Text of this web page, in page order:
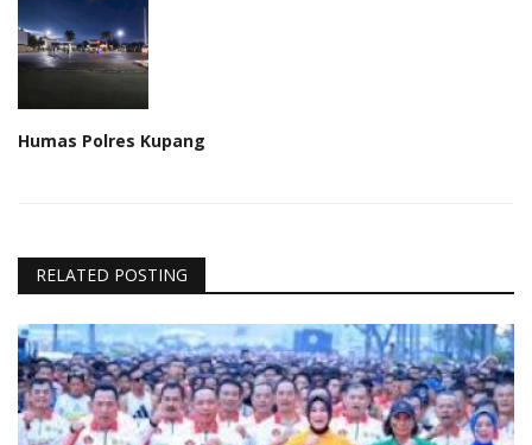
Humas Polres Kupang
RELATED POSTING